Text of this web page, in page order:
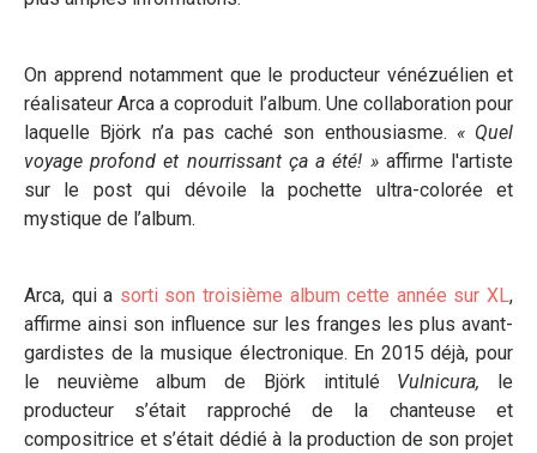
On apprend notamment que le producteur vénézuélien et
réalisateur Arca a coproduit l’album. Une collaboration pour
laquelle Björk n’a pas caché son enthousiasme. « Quel
voyage profond et nourrissant ça a été! » affirme l'artiste
sur le post qui dévoile la pochette ultra-colorée et
mystique de l’album.
Arca, qui a sorti son troisième album cette année sur XL,
affirme ainsi son influence sur les franges les plus avant-
gardistes de la musique électronique. En 2015 déjà, pour
le neuvième album de Björk intitulé Vulnicura, le
producteur s’était rapproché de la chanteuse et
compositrice et s’était dédié à la production de son projet